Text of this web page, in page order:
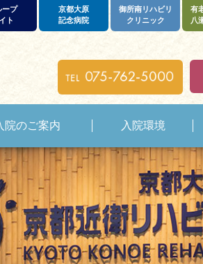
院のご案内 入院環境
ープ
ト
京都大原
記念病院
御所南リハビリ
クリニック
有
八